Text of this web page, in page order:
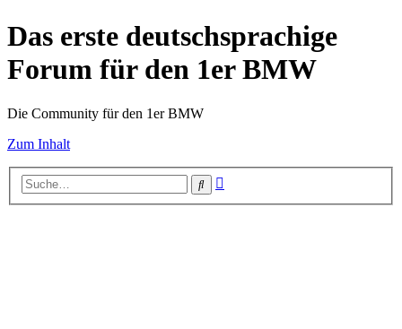
Das erste deutschsprachige
Forum für den 1er BMW
Die Community für den 1er BMW
Zum Inhalt
Suche